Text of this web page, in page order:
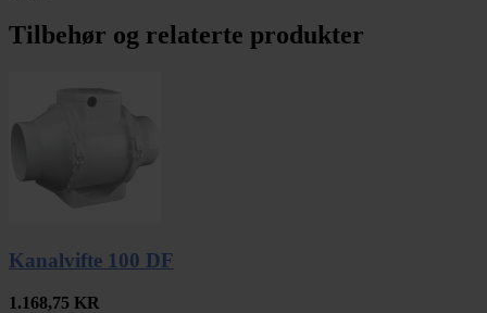
Tilbehør og relaterte produkter
Kanalvifte 100 DF
1.168,75 KR